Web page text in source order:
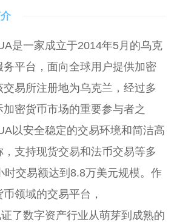
是一家成立于2014年5月的乌克
务平台，面向全球用户提供加密
易所注册地为乌克兰，经过多
密货币市场的重要参与者之
以安全稳定的交易环境和简洁高
支持现货交易和法币交易等多
时交易额达到8.8万美元规模。作
领域的交易平台，
了数字资产行业从萌芽到成熟的